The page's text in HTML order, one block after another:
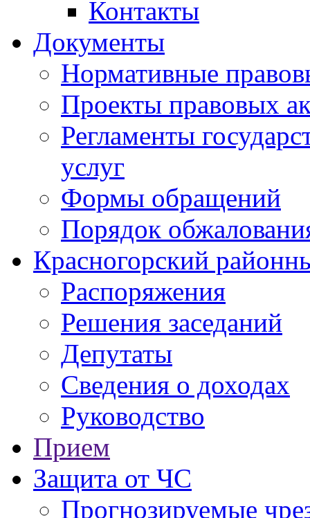
Контакты
Документы
Нормативные
Проекты правовых
Регламенты
услуг
Формы обращений
Порядок
Красногорский
Распоряжения
Решения заседаний
Депутаты
Сведения о доходах
Руководство
Прием
Защита от ЧС
Прогнозируемые